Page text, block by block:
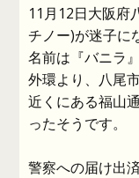
11月12日大阪府
チノー)が迷子に
名前は『バニラ
外環より、八尾
近くにある福山
ったそうです。
警察への届け出済